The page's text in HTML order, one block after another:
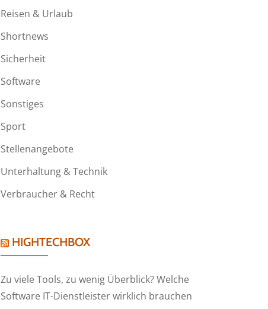
Reisen & Urlaub
Shortnews
Sicherheit
Software
Sonstiges
Sport
Stellenangebote
Unterhaltung & Technik
Verbraucher & Recht
HIGHTECHBOX
Zu viele Tools, zu wenig Überblick? Welche
Software IT-Dienstleister wirklich brauchen